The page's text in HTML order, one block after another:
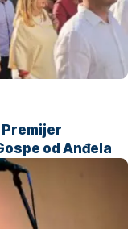
Premijer
od Anđela